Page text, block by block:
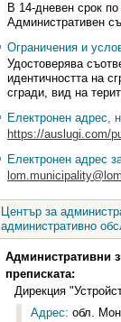
В 14-дневен срок
Административен
Ограничения и
Удостоверява
идентичността на
сгради, вид на
Електронен адрес,
https://auslugi.com/
Електронен адрес
Център за
административно
Административни
преписката:
Дирекция
Адрес: обл.